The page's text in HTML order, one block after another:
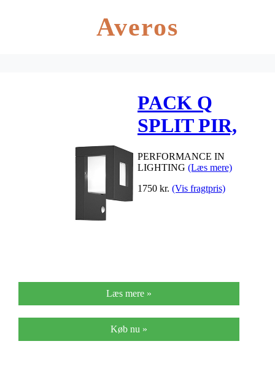
Averos
PACK Q
SPLIT PIR,
grå
PERFORMANCE IN
LIGHTING (Læs mere)
1750 kr. (Vis fragtpris)
Læs mere »
Køb nu »